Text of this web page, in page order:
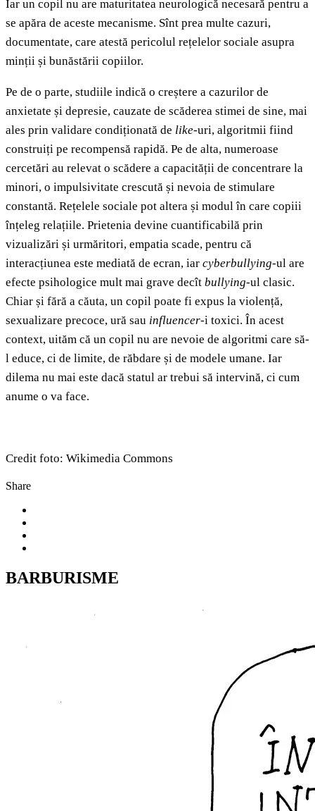
Iar un copil nu are maturitatea neurologică necesară pentru a
se apăra de aceste mecanisme. Sînt prea multe cazuri,
documentate, care atestă pericolul rețelelor sociale asupra
minții și bunăstării copiilor.
Pe de o parte, studiile indică o creștere a cazurilor de
anxietate și depresie, cauzate de scăderea stimei de sine, mai
ales prin validare condiționată de like-uri, algoritmii fiind
construiți pe recompensă rapidă. Pe de alta, numeroase
cercetări au relevat o scădere a capacității de concentrare la
minori, o impulsivitate crescută și nevoia de stimulare
constantă. Rețelele sociale pot altera și modul în care copiii
înțeleg relațiile. Prietenia devine cuantificabilă prin
vizualizări și urmăritori, empatia scade, pentru că
interacțiunea este mediată de ecran, iar cyberbullying-ul are
efecte psihologice mult mai grave decît bullying-ul clasic.
Chiar și fără a căuta, un copil poate fi expus la violență,
sexualizare precoce, ură sau influencer-i toxici. În acest
context, uităm că un copil nu are nevoie de algoritmi care să-
l educe, ci de limite, de răbdare și de modele umane. Iar
dilema nu mai este dacă statul ar trebui să intervină, ci cum
anume o va face.
Credit foto: Wikimedia Commons
Share
BARBURISME